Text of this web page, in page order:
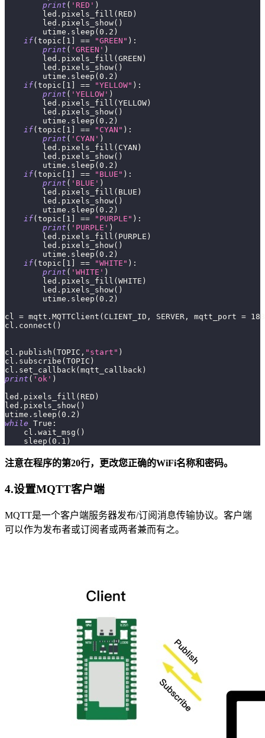
print ( 'RED' )
        led
. pixels_fill ( RED )
        led
. pixels_show( )
        utime
. sleep (0.2 )
if(topic [ 1 ] == "GREEN" ) :
print ( 'GREEN' )
        led
. pixels_fill (GREEN )
        led
. pixels_show( )
        utime
. sleep (0.2 )
if(topic [ 1 ] == "YELLOW" ) :
print ( 'YELLOW' )
        led
. pixels_fill (YELLOW)
        led
. pixels_show( )
        utime
. sleep (0.2 )
if(topic [ 1 ] == "CYAN" ) :
print ( 'CYAN' )
        led
. pixels_fill ( CYAN )
        led
. pixels_show( )
        utime
. sleep (0.2 )
if(topic [ 1 ] == "BLUE" ) :
print ( 'BLUE' )
        led
. pixels_fill ( BLUE )
        led
. pixels_show( )
        utime
. sleep (0.2 )
if(topic [ 1 ] == "PURPLE" ) :
print ( 'PURPLE' )
        led
. pixels_fill ( PURPLE )
        led
. pixels_show( )
        utime
. sleep (0.2 )
if(topic [ 1 ] == "WHITE" ) :
print ( 'WHITE' )
        led
. pixels_fill (WHITE )
        led
. pixels_show( )
        utime
. sleep (0.2 )
cl = mqtt . MQTTClient ( CLIENT_ID , SERVER , mqtt_port =
cl . connect ( )
cl . publish (TOPIC , "start" )
cl . subscribe (TOPIC )
cl . set_callback (mqtt_callback )
print ( 'ok' )
led . pixels_fill ( RED )
led . pixels_show( )
utime . sleep (0.2 )
while True :
    cl
. wait_msg ( )
    sleep
(0.1 )
注意在程序的第20行，更改您正确的WiFi名称和密码。
4.设置MQTT客户端
MQTT是一个客户端服务器发布/订阅消息传输协议。客户端
可以作为发布者或订阅者或两者兼而有之。